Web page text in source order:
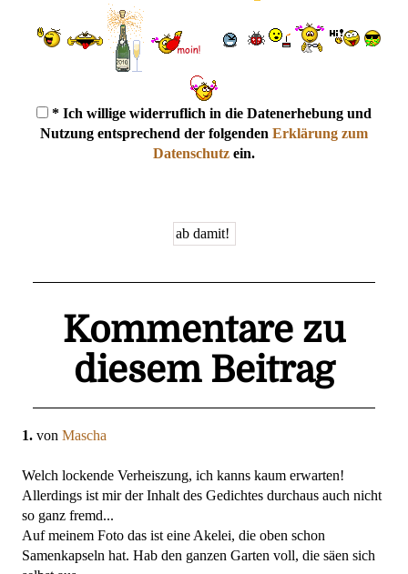
* Ich willige widerruflich in die Datenerhebung und
Nutzung entsprechend der folgenden Erklärung zum
Datenschutz ein.
Kommentare zu
diesem Beitrag
1. von Mascha
Welch lockende Verheiszung, ich kanns kaum erwarten!
Allerdings ist mir der Inhalt des Gedichtes durchaus auch nicht
so ganz fremd...
Auf meinem Foto das ist eine Akelei, die oben schon
Samenkapseln hat. Hab den ganzen Garten voll, die säen sich